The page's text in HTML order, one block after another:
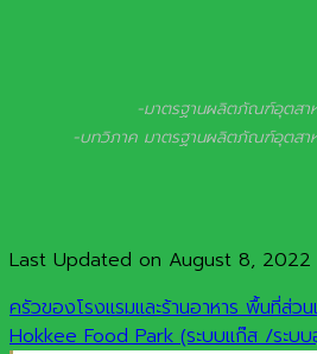
-มาตรฐานผลิตภัณฑ์อุตสาห
-บทวิภาค มาตรฐานผลิตภัณฑ์อุตสาห
Last Updated on August 8, 2022
ครัวของโรงแรมและร้านอาหาร พื้นที่ส่ว
Hokkee Food Park (ระบบแก๊ส /ระบ